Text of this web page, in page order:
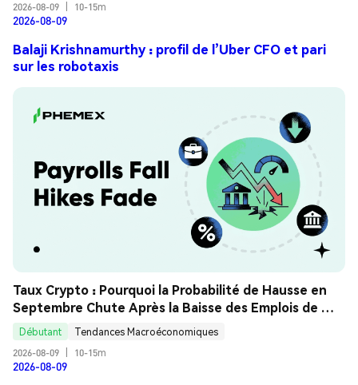
2026-08-09
10-15m
2026-08-09
Balaji Krishnamurthy : profil de l’Uber CFO et pari
sur les robotaxis
Taux Crypto : Pourquoi la Probabilité de Hausse en
Septembre Chute Après la Baisse des Emplois de
Juillet ? Guide Analyse
Débutant
Tendances Macroéconomiques
2026-08-09
10-15m
2026-08-09